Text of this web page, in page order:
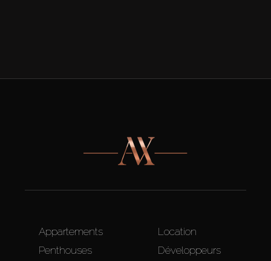
Appartements
Penthouses
Location
Développeurs